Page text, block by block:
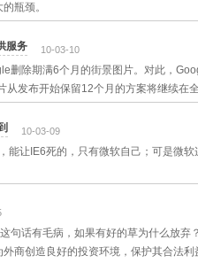
瓶颈。
服务 10-03-10
删除期满6个月的街景图片。对此，
从发布开始保留12个月的方案将继续在
10-03-09
能让IE6死的，只有微软自己；可是微
句话有毛病，如果有好的草为什么放
商创造良好的投资环境，保护其合法